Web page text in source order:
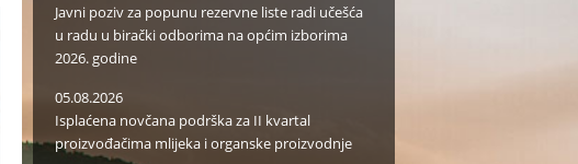
Javni poziv za popunu rezervne liste radi učešća
u radu u birački odborima na općim izborima
2026. godine
05.08.2026
Isplaćena novčana podrška za II kvartal
proizvođačima mlijeka i organske proizvodnje